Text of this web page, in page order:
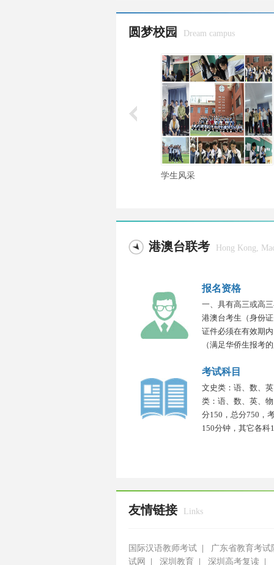
圆梦校园 Dream campus
学生风采
港澳台联考 Hong Kong,
报名资格
一、具有高三或高
港澳台考生（身份
证件必须在有效期
（满足华侨生报考
考试科目
文史类：语、数、
类：语、数、英、
分150，总分750，
150分钟，其它各科
友情链接 Links
国际汉语教师考试
广东省教育考
试网
深圳教育 深圳高考复读